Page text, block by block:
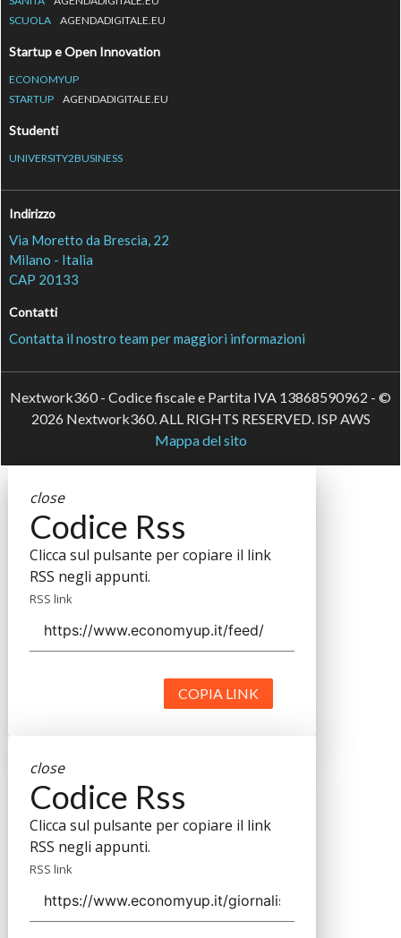
SCUOLA
AGENDADIGITALE.EU
Startup e Open Innovation
ECONOMYUP
STARTUP
AGENDADIGITALE.EU
Studenti
UNIVERSITY2BUSINESS
Indirizzo
Via Moretto da Brescia, 22
Milano - Italia
CAP 20133
Contatti
Contatta il nostro team per maggiori informazioni
Nextwork360 - Codice fiscale e Partita IVA 13868590962 - ©
2026 Nextwork360. ALL RIGHTS RESERVED. ISP AWS
Mappa del sito
close
Codice Rss
Clicca sul pulsante per copiare il link
RSS negli appunti.
RSS link
COPIA LINK
close
Codice Rss
Clicca sul pulsante per copiare il link
RSS negli appunti.
RSS link